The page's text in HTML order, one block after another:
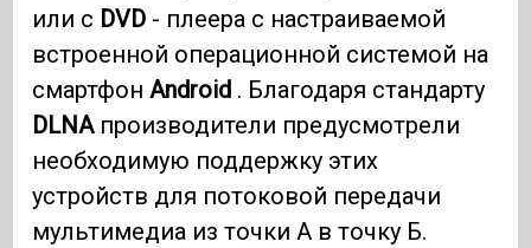
или с DVD - плеера с настраиваемой
встроенной операционной системой на
смартфонAndroid . Благодаря стандарту
DLNAпроизводители предусмотрели
необходимую поддержку этих
устройств для потоковой передачи
мультимедиа из точки А в точку Б.